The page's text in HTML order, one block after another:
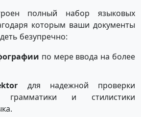
полный набор языковых
которым ваши документы
безупречно:
по мере ввода на более
для надежной проверки
грамматики и стилистики